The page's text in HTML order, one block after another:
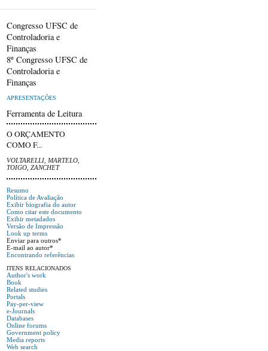
Congresso UFSC de
Controladoria e
Finanças
8º Congresso UFSC de
Controladoria e
Finanças
APRESENTAÇÕES
Ferramenta de Leitura
O ORÇAMENTO
COMO F...
VOLTARELLI, MARTELO,
TOIGO, ZANCHET
Resumo
Política de Avaliação
Exibir biografia do autor
Como citar este documento
Exibir metadados
Versão de Impressão
Look up terms
Enviar para outros*
E-mail ao autor*
Encontrando referências
ITENS RELACIONADOS
Author's work
Book
Related studies
Portals
Pay-per-view
e-Journals
Databases
Online forums
Government policy
Media reports
Web search